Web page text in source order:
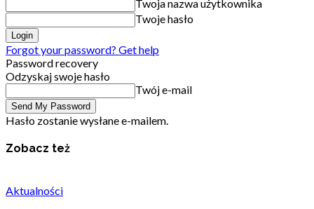
Twoja nazwa użytkownika
Twoje hasło
Forgot your password? Get help
Password recovery
Odzyskaj swoje hasło
Twój e-mail
Hasło zostanie wysłane e-mailem.
Zobacz też
Aktualności